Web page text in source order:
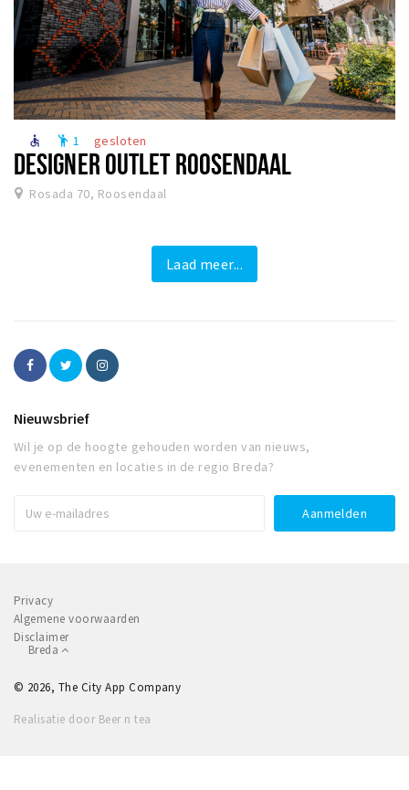
accessible emoji_people 1 gesloten
DESIGNER OUTLET ROOSENDAAL
Rosada 70, Roosendaal
Laad meer...
Nieuwsbrief
Wil je op de hoogte gehouden worden van nieuws,
evenementen en locaties in de regio Breda?
Privacy
Algemene voorwaarden
Disclaimer
Breda
© 2026, The City App Company
Realisatie door Beer n tea